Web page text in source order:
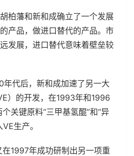
柏藩和新和成确立了一个发展
产品，做进口替代的产品。市
发展，进口替代意味着壁垒较
代后，新和成加速了另一大
）的开发，在1993年和1996
关键原料“三甲基氢醌”和“异
生产。
1997年成功研制出另一项重